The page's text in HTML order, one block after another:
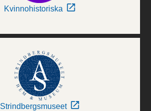
Kvinnohistoriska
Strindbergsmuseet